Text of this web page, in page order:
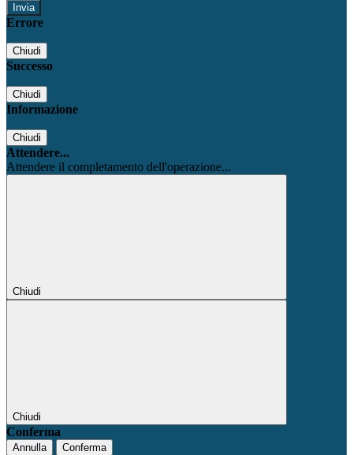
Errore
Chiudi
Successo
Chiudi
Informazione
Chiudi
Attendere...
Attendere il completamento dell'operazione...
Chiudi
Chiudi
Conferma
Annulla Conferma